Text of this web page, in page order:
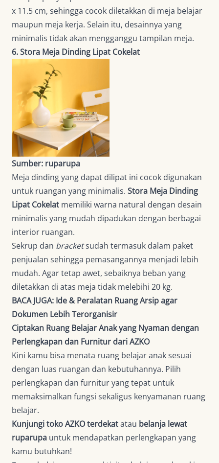
x 11.5 cm, sehingga cocok diletakkan di meja belajar
maupun meja kerja. Selain itu, desainnya yang
minimalis tidak akan mengganggu tampilan meja.
6. Stora Meja Dinding Lipat Cokelat
Sumber: ruparupa
Meja dinding yang dapat dilipat ini cocok digunakan
untuk ruangan yang minimalis. Stora Meja Dinding
Lipat Cokelat memiliki warna natural dengan desain
minimalis yang mudah dipadukan dengan berbagai
interior ruangan.
Sekrup dan bracketsudah termasuk dalam paket
penjualan sehingga pemasangannya menjadi lebih
mudah. Agar tetap awet, sebaiknya beban yang
diletakkan di atas meja tidak melebihi 20 kg.
BACA JUGA: Ide & Peralatan Ruang Arsip agar
Dokumen Lebih Terorganisir
Ciptakan Ruang Belajar Anak yang Nyaman dengan
Perlengkapan dan Furnitur dari AZKO
Kini kamu bisa menata ruang belajar anak sesuai
dengan luas ruangan dan kebutuhannya. Pilih
perlengkapan dan furnitur yang tepat untuk
memaksimalkan fungsi sekaligus kenyamanan ruang
belajar.
Kunjungi toko AZKO terdekatatau belanja lewat
ruparupa untuk mendapatkan perlengkapan yang
kamu butuhkan!